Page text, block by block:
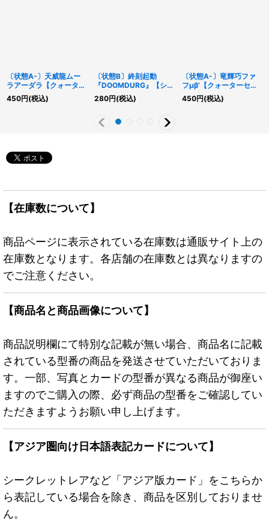
〔状態A-〕天威龍ムー
ラアーダラ【クォーター
センチュリーシークレッ
ト】{SUDA-JP042}
450円(税込)
〔状態B〕終刻起動
『DOOMDURG』【シー
クレット】{DOOD-
JP058}《魔法》
280円(税込)
〔状態A-〕竜輝巧ファ
フμβ’【クォーターセン
チュリーシークレット】
{QCCP-JP181}《エクシ
450円(税込)
【在庫数について】
商品ページに表示されている在庫数は通販サイト上の
在庫数となります。各店舗の在庫数とは異なりますの
でご注意ください。
【商品名と商品画像について】
商品説明欄にて特別な記載が無い場合、商品名に記載
されている型番の商品を発送させていただいておりま
す。一部、写真とカードの型番が異なる商品が御座い
ますのでご購入の際、必ず商品の型番をご確認してい
ただきますようお願い申し上げます。
【アジア圏向け日本語表記カードについて】
シークレットレアなど「アジア版カード」をこちらか
ら表記している場合を除き、商品を区別しておりませ
ん。